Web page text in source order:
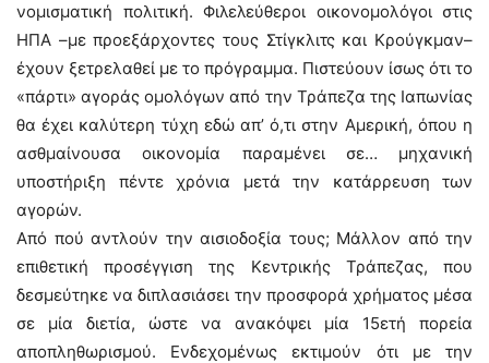
νομισματική πολιτική. Φιλελεύθεροι οικονομολόγοι στις
ΗΠΑ –με προεξάρχοντες τους Στίγκλιτς και Κρούγκμαν–
έχουν ξετρελαθεί με το πρόγραμμα. Πιστεύουν ίσως ότι το
«πάρτι» αγοράς ομολόγων από την Τράπεζα της Ιαπωνίας
θα έχει καλύτερη τύχη εδώ απ’ ό,τι στην Αμερική, όπου η
ασθμαίνουσα οικονομία παραμένει σε… μηχανική
υποστήριξη πέντε χρόνια μετά την κατάρρευση των
αγορών.
Από πού αντλούν την αισιοδοξία τους; Μάλλον από την
επιθετική προσέγγιση της Κεντρικής Τράπεζας, που
δεσμεύτηκε να διπλασιάσει την προσφορά χρήματος μέσα
σε μία διετία, ώστε να ανακόψει μία 15ετή πορεία
αποπληθωρισμού. Ενδεχομένως εκτιμούν ότι με την